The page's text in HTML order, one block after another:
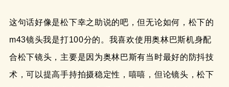
这句话好像是松下幸之助说的吧，但无论如何，松下的
m43镜头我是打100分的。我喜欢使用奥林巴斯机身配
合松下镜头，主要是因为奥林巴斯有当时最好的防抖技
术，可以提高手持拍摄稳定性，嘻嘻，但论镜头，松下